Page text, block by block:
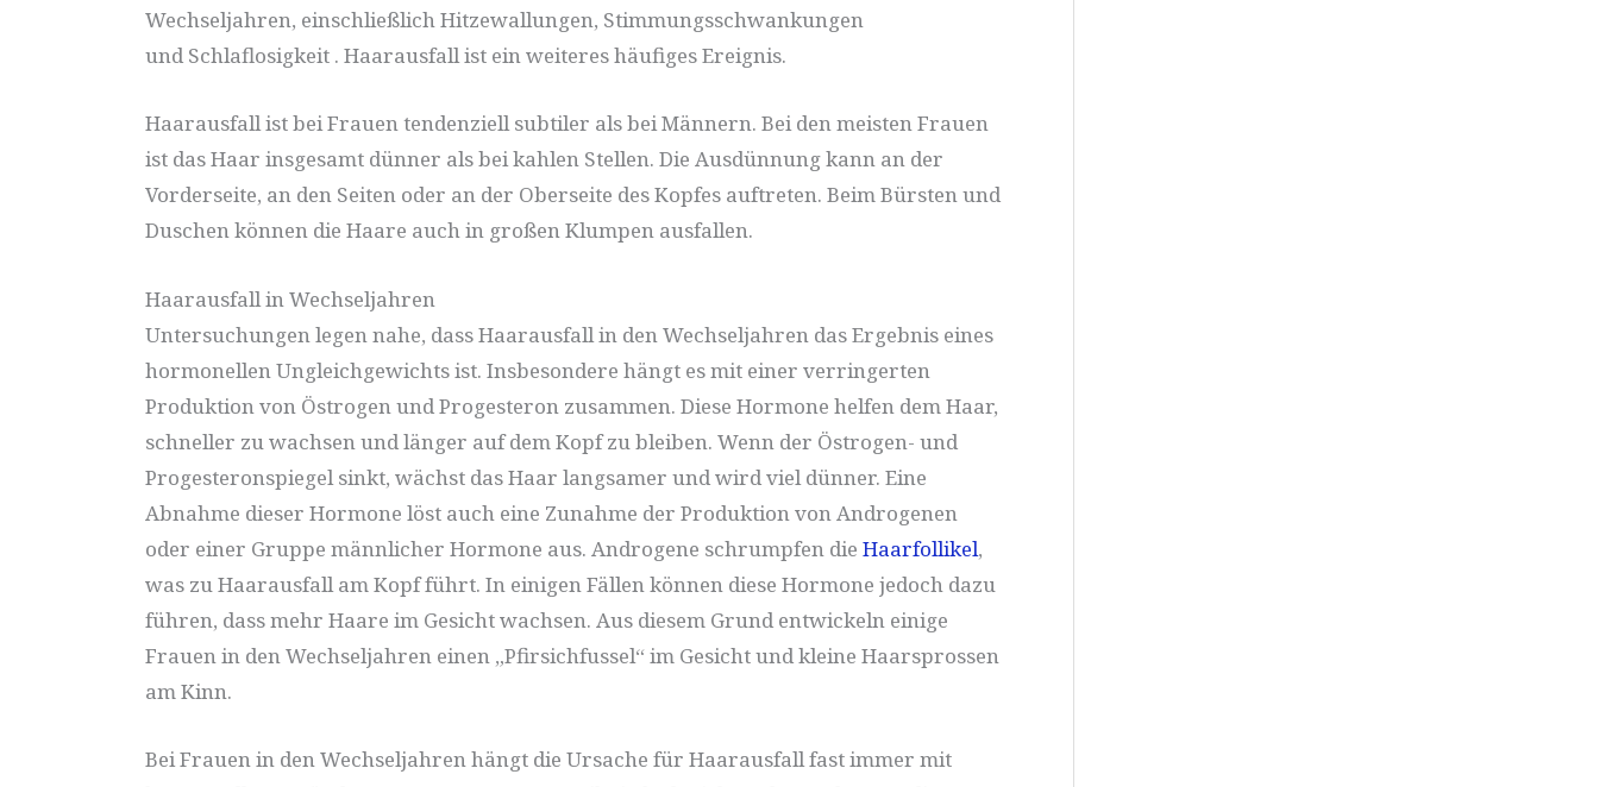
Wechseljahren, einschließlich Hitzewallungen, Stimmungsschwankungen
und Schlaflosigkeit . Haarausfall ist ein weiteres häufiges Ereignis.
Haarausfall ist bei Frauen tendenziell subtiler als bei Männern. Bei den meisten Frauen
ist das Haar insgesamt dünner als bei kahlen Stellen. Die Ausdünnung kann an der
Vorderseite, an den Seiten oder an der Oberseite des Kopfes auftreten. Beim Bürsten und
Duschen können die Haare auch in großen Klumpen ausfallen.
Haarausfall in Wechseljahren
Untersuchungen legen nahe, dass Haarausfall in den Wechseljahren das Ergebnis eines
hormonellen Ungleichgewichts ist. Insbesondere hängt es mit einer verringerten
Produktion von Östrogen und Progesteron zusammen. Diese Hormone helfen dem Haar,
schneller zu wachsen und länger auf dem Kopf zu bleiben. Wenn der Östrogen- und
Progesteronspiegel sinkt, wächst das Haar langsamer und wird viel dünner. Eine
Abnahme dieser Hormone löst auch eine Zunahme der Produktion von Androgenen
oder einer Gruppe männlicher Hormone aus. Androgene schrumpfen die Haarfollikel,
was zu Haarausfall am Kopf führt. In einigen Fällen können diese Hormone jedoch dazu
führen, dass mehr Haare im Gesicht wachsen. Aus diesem Grund entwickeln einige
Frauen in den Wechseljahren einen „Pfirsichfussel“ im Gesicht und kleine Haarsprossen
am Kinn.
Bei Frauen in den Wechseljahren hängt die Ursache für Haarausfall fast immer mit